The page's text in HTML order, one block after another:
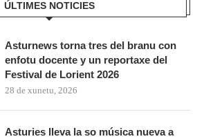
ÚLTIMES NOTICIES
Asturnews torna tres del branu con
enfotu docente y un reportaxe del
Festival de Lorient 2026
28 de xunetu, 2026
Asturies lleva la so música nueva a